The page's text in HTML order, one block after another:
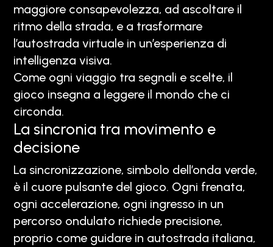
maggiore consapevolezza, ad ascoltare il
ritmo della strada, e a trasformare
l’autostrada virtuale in un’esperienza di
intelligenza visiva.
Come ogni viaggio tra segnali e scelte, il
gioco insegna a leggere il mondo che ci
circonda.
La sincronia tra movimento e
decisione
La sincronizzazione, simbolo dell’onda verde,
è il cuore pulsante del gioco. Ogni frenata,
ogni accelerazione, ogni ingresso in un
percorso ondulato richiede precisione,
proprio come guidare in autostrada italiana,